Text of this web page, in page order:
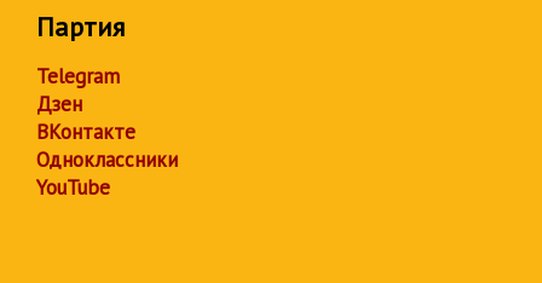
Партия
Telegram
Дзен
ВКонтакте
Одноклассники
YouTube